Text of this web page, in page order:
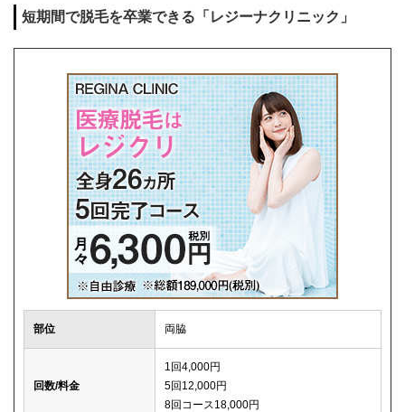
キャンセル料 1回まで0円
短期間で脱毛を卒業できる「レジーナクリニック」
部位 両脇
回数/料金
1回4,000円
5回12,000円
8回コース18,000円